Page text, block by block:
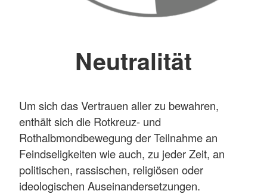
Neutralität
Um sich das Vertrauen aller zu bewahren,
enthält sich die Rotkreuz- und
Rothalbmondbewegung der Teilnahme an
Feindseligkeiten wie auch, zu jeder Zeit, an
politischen, rassischen, religiösen oder
ideologischen Auseinandersetzungen.